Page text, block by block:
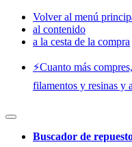
Volver al menú
al contenido
a la cesta de la compra
⚡️Cuanto más
filamentos y resinas y
Buscador de